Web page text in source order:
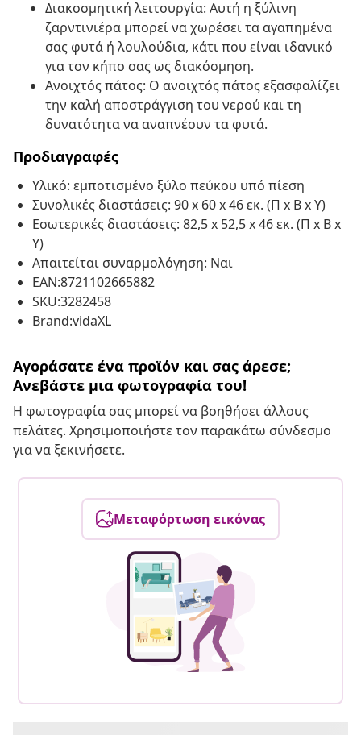
Διακοσμητική λειτουργία: Αυτή η ξύλινη
ζαρντινιέρα μπορεί να χωρέσει τα αγαπημένα
σας φυτά ή λουλούδια, κάτι που είναι ιδανικό
για τον κήπο σας ως διακόσμηση.
Ανοιχτός πάτος: Ο ανοιχτός πάτος εξασφαλίζει
την καλή αποστράγγιση του νερού και τη
δυνατότητα να αναπνέουν τα φυτά.
Προδιαγραφές
Υλικό: εμποτισμένο ξύλο πεύκου υπό πίεση
Συνολικές διαστάσεις: 90 x 60 x 46 εκ. (Π x Β x Υ)
Εσωτερικές διαστάσεις: 82,5 x 52,5 x 46 εκ. (Π x Β x
Υ)
Απαιτείται συναρμολόγηση: Ναι
EAN:8721102665882
SKU:3282458
Brand:vidaXL
Αγοράσατε ένα προϊόν και σας άρεσε;
Ανεβάστε μια φωτογραφία του!
Η φωτογραφία σας μπορεί να βοηθήσει άλλους
πελάτες. Χρησιμοποιήστε τον παρακάτω σύνδεσμο
για να ξεκινήσετε.
Μεταφόρτωση εικόνας